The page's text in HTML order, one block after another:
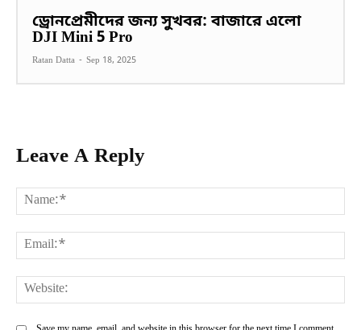
ড্রোনপ্রেমীদের জন্য সুখবর: বাজারে এলো
DJI Mini 5 Pro
Ratan Datta - Sep 18, 2025
Leave A Reply